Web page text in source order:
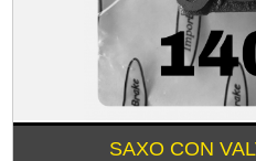
SAXO CON